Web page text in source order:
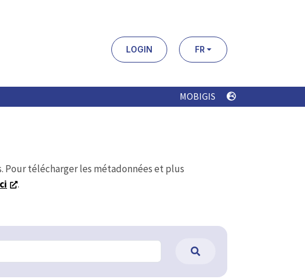
LOGIN FR
MOBIGIS
Pour télécharger les métadonnées et plus
.